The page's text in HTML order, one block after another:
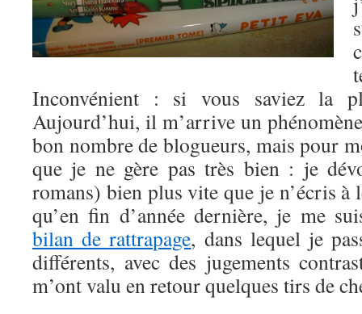
Inconvénient : si vous saviez la
Aujourd’hui, il m’arrive un
bon nombre de blogueurs, mais pour
que je ne gère pas très bien : je
romans) bien plus vite que je n’écris à
qu’en fin d’année dernière, je me
bilan de rattrapage, dans lequel je
différents, avec des jugements
m’ont valu en retour quelques tirs de